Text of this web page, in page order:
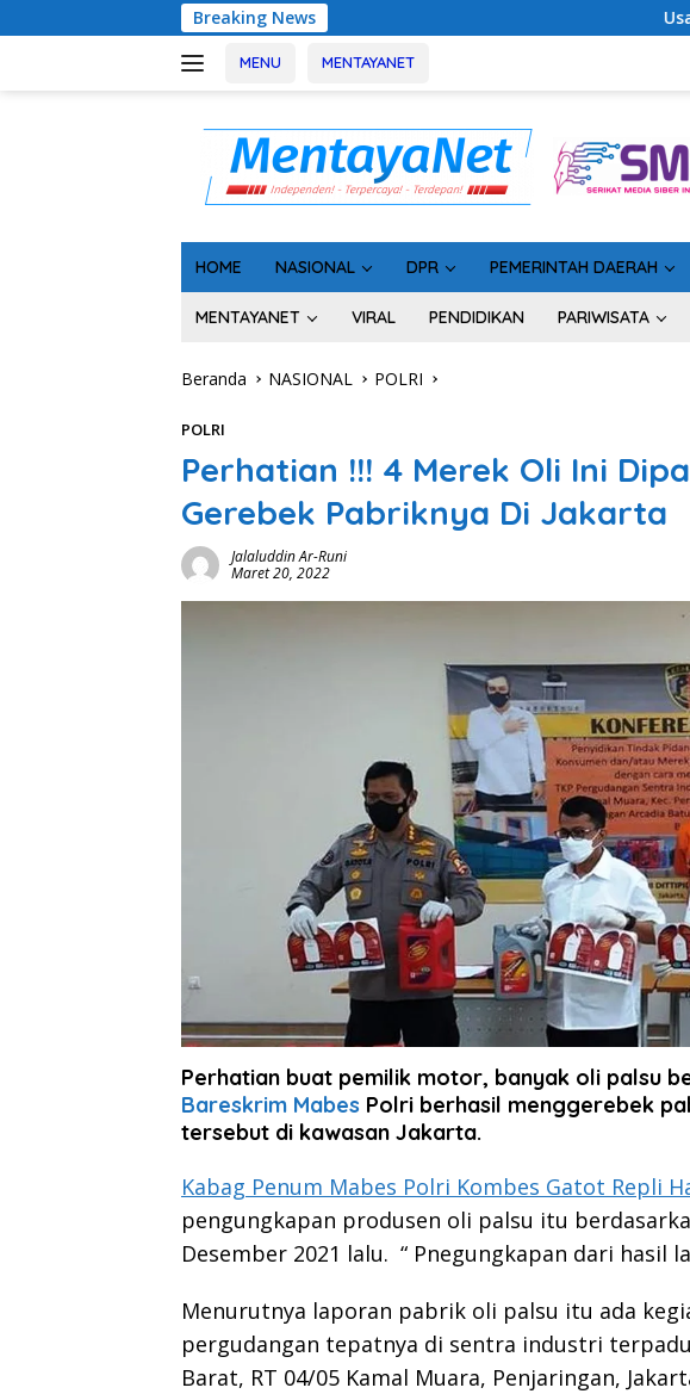
ke
Breaking News Usai Tahan 5 Komisioner
MENU MENTAYANET
HOME NASIONAL DPR PEMERINTAH DAERAH
MENTAYANET VIRAL PENDIDIKAN PARIWISATA
Beranda NASIONAL POLRI
POLRI
Perhatian !!! 4 Merek Oli Ini
Gerebek Pabriknya Di Jakarta
Jalaluddin Ar-Runi
Maret 20, 2022
Perhatian buat pemilik motor, banyak oli palsu
Bareskrim Mabes Polri berhasil menggerebek
tersebut di kawasan Jakarta.
Kabag Penum Mabes Polri Kombes Gatot Repli
pengungkapan produsen oli palsu itu
Desember 2021 lalu. “ Pnegungkapan dari hasil
Menurutnya laporan pabrik oli palsu itu ada
pergudangan tepatnya di sentra industri terpadu
Barat, RT 04/05 Kamal Muara, Penjaringan,